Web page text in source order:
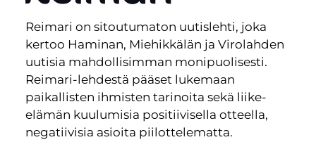
Reimari on sitoutumaton uutislehti, joka
kertoo Haminan, Miehikkälän ja Virolahden
uutisia mahdollisimman monipuolisesti.
Reimari-lehdestä pääset lukemaan
paikallisten ihmisten tarinoita sekä liike-
elämän kuulumisia positiivisella otteella,
negatiivisia asioita piilottelematta.